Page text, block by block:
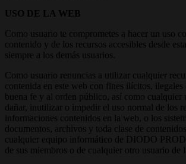
USO DE LA WEB
Como usuario te comprometes a hacer un uso
contenido y de los recursos accesibles desde
siempre a los demás usuarios.
Como usuario renuncias a utilizar cualquier
contenida en este web con fines ilícitos, ilegales
buena fe y al orden público, así como cualquier
dañar, inutilizar o impedir el uso normal de los
informaciones contenidos en la web, o los
documentos, archivos y toda clase de
cualquier equipo informático de DIODO
de sus miembros o de cualquier otro usuario de